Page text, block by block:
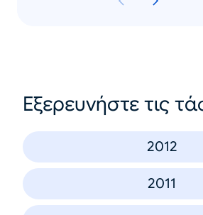
Εξερευνήστε τις
2012
2011